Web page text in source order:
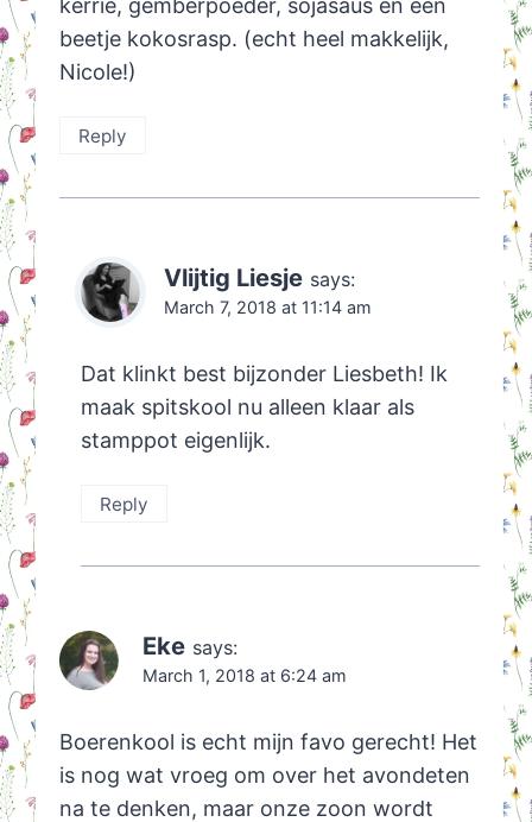
kerrie, gemberpoeder, sojasaus en een
beetje kokosrasp. (echt heel makkelijk,
Nicole!)
Reply
Vlijtig Liesje says:
March 7, 2018 at 11:14 am
Dat klinkt best bijzonder Liesbeth! Ik
maak spitskool nu alleen klaar als
stamppot eigenlijk.
Reply
Eke says:
March 1, 2018 at 6:24 am
Boerenkool is echt mijn favo gerecht! Het
is nog wat vroeg om over het avondeten
na te denken, maar onze zoon wordt